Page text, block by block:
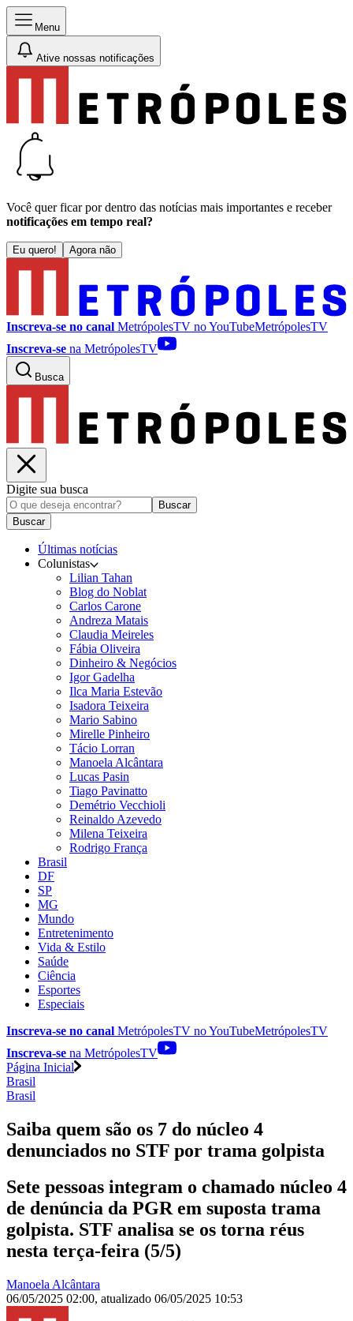
Menu
Ative nossas notificações
Você quer ficar por dentro das notícias mais importantes e receber
notificações em tempo real?
Eu quero! Agora não
Inscreva-se no canal MetrópolesTV noYouTubeMetrópolesTV
Inscreva-se na MetrópolesTV
Busca
Digite sua busca
Buscar
Buscar
Últimas notícias
Colunistas
Lilian Tahan
Blog do Noblat
Carlos Carone
Andreza Matais
Claudia Meireles
Fábia Oliveira
Dinheiro & Negócios
Igor Gadelha
Ilca Maria Estevão
Isadora Teixeira
Mario Sabino
Mirelle Pinheiro
Tácio Lorran
Manoela Alcântara
Lucas Pasin
Tiago Pavinatto
Demétrio Vecchioli
Reinaldo Azevedo
Milena Teixeira
Rodrigo França
Brasil
DF
SP
MG
Mundo
Entretenimento
Vida & Estilo
Saúde
Ciência
Esportes
Especiais
Inscreva-se no canal MetrópolesTV noYouTubeMetrópolesTV
Inscreva-se na MetrópolesTV
Página Inicial
Brasil
Brasil
Saiba quem são os 7 do núcleo 4
denunciados no STF por trama golpista
Sete pessoas integram o chamado núcleo 4
de denúncia da PGR em suposta trama
golpista. STF analisa se os torna réus
nesta terça-feira (5/5)
Manoela Alcântara
06/05/2025 02:00, atualizado 06/05/2025 10:53